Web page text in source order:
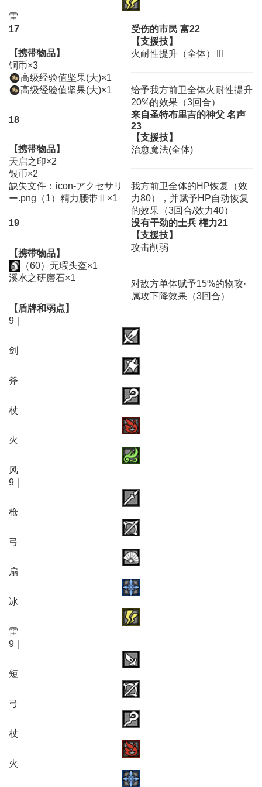
雷
17
受伤的市民 富22
【携带物品】
铜币×3
高级经验值坚果(大)×1
高级经验值坚果(大)×1
【支援技】
火耐性提升（全体）Ⅲ
给予我方前卫全体火耐性提升
20%的效果（3回合）
18
来自圣特布里吉的神父 名声
23
【携带物品】
天启之印×2
银币×2
缺失文件：icon-アクセサリ
ー.png（1）精力腰带Ⅱ×1
【支援技】
治愈魔法(全体)
我方前卫全体的HP恢复（效
力80），并赋予HP自动恢复
的效果（3回合/效力40）
19
没有干劲的士兵 権力21
【携带物品】
（60）无瑕头盔×1
溪水之研磨石×1
【支援技】
攻击削弱
对敌方单体赋予15%的物攻·
属攻下降效果（3回合）
【盾牌和弱点】
9｜
剑
斧
杖
火
风
9｜
枪
弓
扇
冰
雷
9｜
短
弓
杖
火